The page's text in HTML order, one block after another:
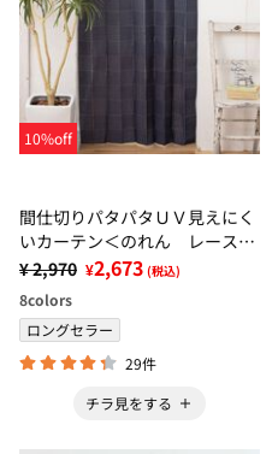
10%off
間仕切りパタパタＵＶ見えにく
いカーテン＜のれん レース
遮熱 断熱 ＵＶカット 北欧
風 目隠しカーテン ドア仕切
り 玄関＞
¥ 2,970 ¥2,673 (税込)
8colors
ロングセラー
29件
チラ見をする